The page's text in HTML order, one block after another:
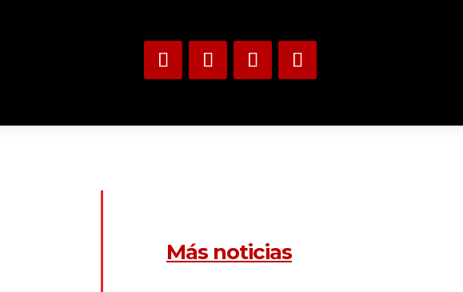
Más noticias